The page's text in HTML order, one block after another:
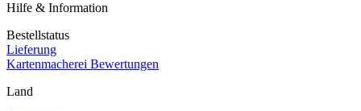
Hilfe & Information
Bestellstatus
Lieferung
Kartenmacherei Bewertungen
Land